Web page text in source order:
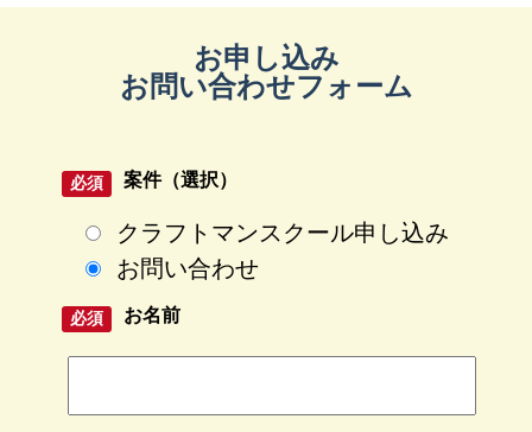
お申し込み
お問い合わせフォーム
案件（選択）
クラフトマンスクール申し込み
お問い合わせ
お名前